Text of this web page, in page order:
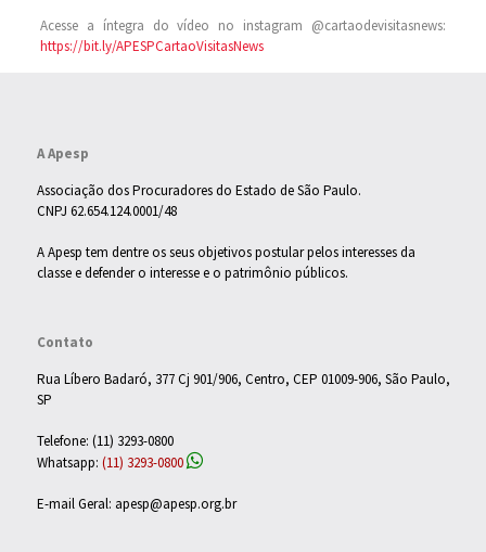
Acesse a íntegra do vídeo no instagram @cartaodevisitasnews:
https://bit.ly/APESPCartaoVisitasNews
A Apesp
Associação dos Procuradores do Estado de São Paulo.
CNPJ 62.654.124.0001/48
A Apesp tem dentre os seus objetivos postular pelos interesses da
classe e defender o interesse e o patrimônio públicos.
Contato
Rua Líbero Badaró, 377 Cj 901/906, Centro, CEP 01009-906, São Paulo,
SP
Telefone: (11) 3293-0800
Whatsapp: (11) 3293-0800
E-mail Geral: apesp@apesp.org.br